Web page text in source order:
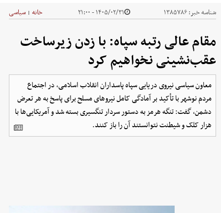
شناسه خبر:۱۳۸۵۷۸۶ ۱۴۰۵/۰۲/۳۱ - ۲۱:۰۰ خانه | سیاسی
مقام عالی رتبه سپاه: با زدن زیرساخت
عقب‌نشینی نخواهیم کرد
معاون سیاسی نیروی دریایی سپاه پاسداران انقلاب اسلامی، در اجتماع
مردم نوشهر با تأکید بر آمادگی کامل نیروهای مسلح برای پاسخ به هر تعرض
دشمن، گفت: تنگه هرمز به دستور سردار تنگسیری بسته شد و آمریکایی‌ها با
هزار کلک و شیطنت نتوانستند آن را باز کنند.